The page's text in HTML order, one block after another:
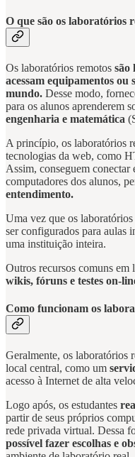
O que são os laboratórios
Os laboratórios remotos são
acessam equipamentos
mundo. Desse modo,
para os alunos aprenderem
engenharia e matemática
A princípio, os laboratórios
tecnologias da web, como
Assim, conseguem conectar
computadores dos alunos,
entendimento.
Uma vez que os laboratórios
ser configurados para aulas
uma instituição inteira.
Outros recursos comuns em
wikis, fóruns e testes on-
Como funcionam os
Geralmente, os laboratórios
local central, como um
acesso à Internet de alta
Logo após, os estudantes
partir de seus próprios
rede privada virtual. Dessa
possível fazer escolhas e